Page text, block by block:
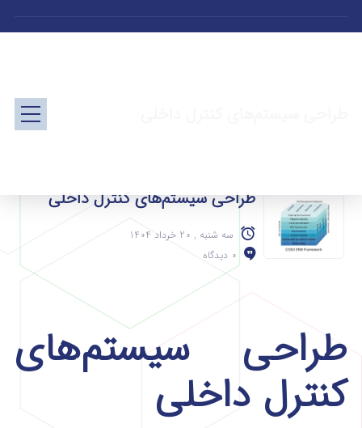
طراحی سیستم‌های کنترل داخلی
سه شنبه , 20 خرداد 1404
0 دیدگاه
طراحی سیستم‌های
کنترل داخلی